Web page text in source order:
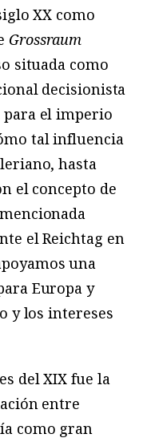
XX como
Grossraum
situada como
decisionista
para el imperio
tal influencia
hasta
el concepto de
el Reichtag en
una
Europa y
y los intereses
del XIX fue la
entre
como gran